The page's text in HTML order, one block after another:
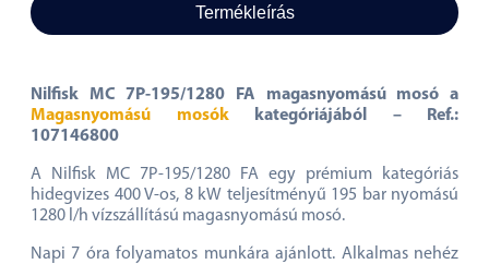
Termékleírás
Nilfisk MC 7P-195/1280 FA magasnyomású mosó a
Magasnyomású mosókkategóriájából – Ref.:
107146800
A Nilfisk MC 7P-195/1280 FA egy prémium kategóriás
hidegvizes 400 V-os, 8 kW teljesítményű 195 bar nyomású
1280 l/h vízszállítású magasnyomású mosó.
Napi 7 óra folyamatos munkára ajánlott. Alkalmas nehéz